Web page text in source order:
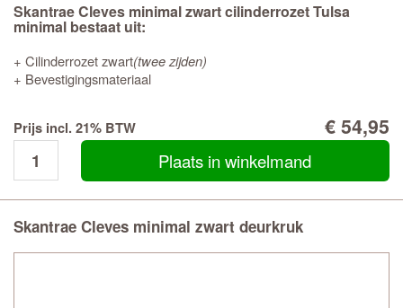
Skantrae Cleves minimal zwart cilinderrozet Tulsa
minimal bestaat uit:
+ Cilinderrozet zwart(twee zijden)
+ Bevestigingsmateriaal
Prijs incl. 21% BTW € 54,95
Plaats in winkelmand
Skantrae Cleves minimal zwart deurkruk